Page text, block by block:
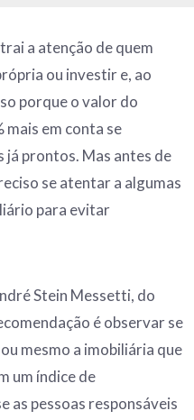
a atenção de quem
ou investir e, ao
porque o valor do
mais em conta se
prontos. Mas antes de
se atentar a algumas
para evitar
Stein Messetti, do
é observar se
mesmo a imobiliária que
um índice de
as pessoas responsáveis